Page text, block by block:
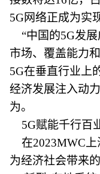
5G网络正成为实
“中国的5G发
市场、覆盖能力
5G在垂直行业上
经济发展注入动
为。
5G赋能千行百
在2023MWC
为经济社会带来